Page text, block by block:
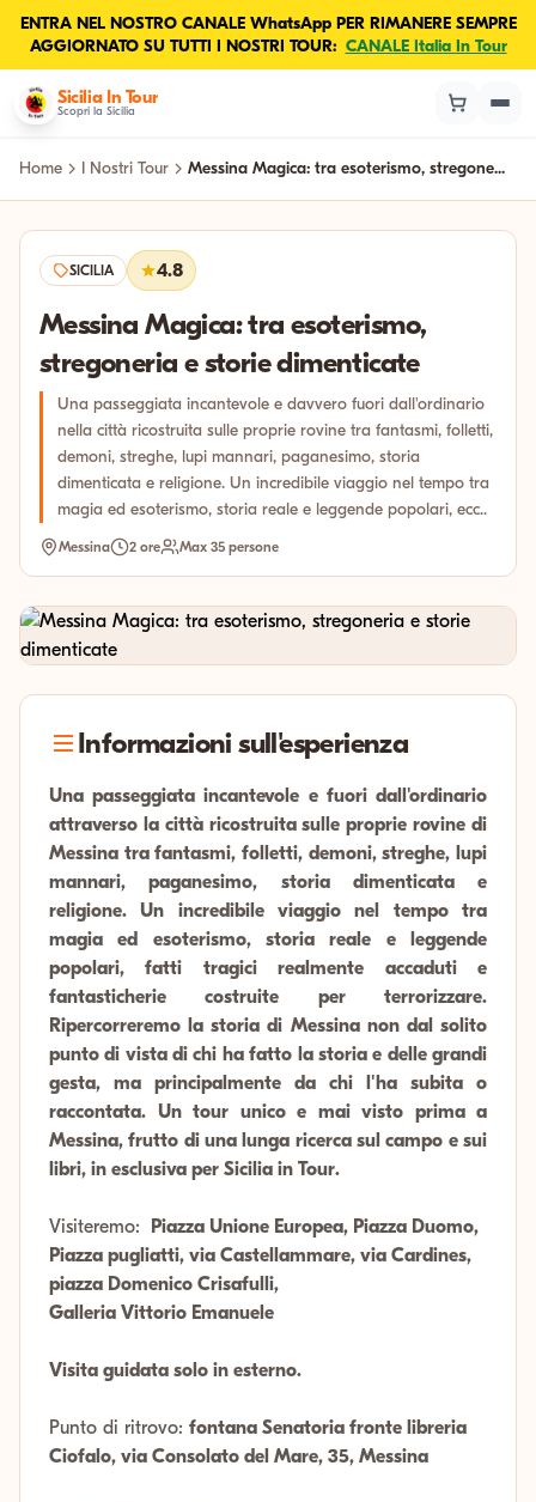
ENTRA NEL NOSTRO CANALE WhatsApp PER RIMANERE SEMPRE
AGGIORNATO SU TUTTI I NOSTRI TOUR: CANALE Italia In Tour
Sicilia In Tour
Scopri la Sicilia
Home I Nostri Tour Messina Magica: tra esoterismo, stregone...
SICILIA 4.8
Messina Magica: tra esoterismo,
stregoneria e storie dimenticate
Una passeggiata incantevole e davvero fuori dall'ordinario
nella città ricostruita sulle proprie rovine tra fantasmi, folletti,
demoni, streghe, lupi mannari, paganesimo, storia
dimenticata e religione. Un incredibile viaggio nel tempo tra
magia ed esoterismo, storia reale e leggende popolari, ecc..
Messina 2 ore Max 35 persone
Informazioni sull'esperienza
Una passeggiata incantevole e fuori dall'ordinario
attraverso la città ricostruita sulle proprie rovine di
Messina tra fantasmi, folletti, demoni, streghe, lupi
mannari, paganesimo, storia dimenticata e
religione. Un incredibile viaggio nel tempo tra
magia ed esoterismo, storia reale e leggende
popolari, fatti tragici realmente accaduti e
fantasticherie costruite per terrorizzare.
Ripercorreremo la storia di Messina non dal solito
punto di vista di chi ha fatto la storia e delle grandi
gesta, ma principalmente da chi l'ha subita o
raccontata. Un tour unico e mai visto prima a
Messina, frutto di una lunga ricerca sul campo e sui
libri, in esclusiva per Sicilia in Tour.
Visiteremo:
Piazza Unione Europea, Piazza Duomo,
Piazza pugliatti, via Castellammare, via Cardines,
piazza Domenico Crisafulli,
Galleria Vittorio Emanuele
Visita guidata solo in esterno.
Punto di ritrovo: fontana Senatoria fronte libreria
Ciofalo, via Consolato del Mare, 35, Messina